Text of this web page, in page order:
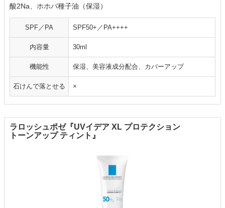
酸2Na、ホホバ種子油（保湿）
SPF／PA SPF50+／PA++++
内容量 30ml
機能性 保湿、美容液成分配合、カバーアップ
石けんで落とせる ×
ラロッシュポゼ『UVイデア XL プロテクション
トーンアップ ティント』